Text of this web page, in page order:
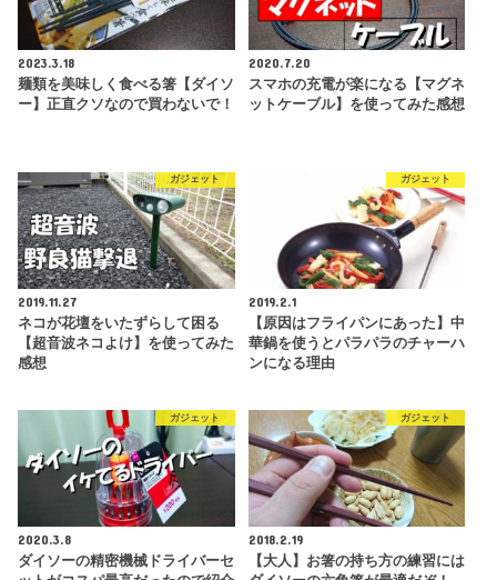
2023.3.18
麺類を美味しく食べる箸【ダイソ
ー】正直クソなので買わないで！
2020.7.20
スマホの充電が楽になる【マグネ
ットケーブル】を使ってみた感想
ガジェット
2019.11.27
ネコが花壇をいたずらして困る
【超音波ネコよけ】を使ってみた
感想
ガジェット
2019.2.1
【原因はフライパンにあった】中
華鍋を使うとパラパラのチャーハ
ンになる理由
ガジェット
2020.3.8
ダイソーの精密機械ドライバーセ
ガジェット
2018.2.19
【大人】お箸の持ち方の練習には